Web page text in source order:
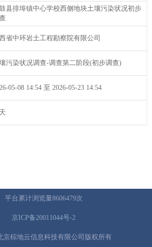
县排埠镇中心学校西侧地块土壤污染状况初步
省中环岩土工程勘察院有限公司
污染状况调查-调查第二阶段(初步调查)
05-08 14:54 至 2026-05-23 14:54
平台累计浏览量8606479次
京ICP备20011044号-2
京棕地云信息科技有限公司版权所有